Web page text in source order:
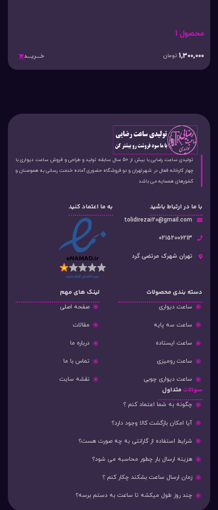
محصول 1
1,300,000 تومان خـــریـــد
تولیدی ساعت رضایی با بیش از 50 سال سابقه تولید و طراحی و فروش ساعت دیواری با
چهار کارخانه فعال در شهرتهران و دو فروشگاه حضوری آماده خدمت رسانی به هموصنان و
کشورهای همسایه می باشد
با ما در ارتباط باشید
tolidirezai20@gmail.com
02152006213
تهران شهرک مرتضی گرد
به ما اعتماد کنید
دسته‌ بندی محصولات
ساعت دیواری
ساعت سه پایه
ساعت ایستاده
ساعت رومیزی
ساعت دیواری چوبی
لینک های مهم
صفحه اصلی
مقالات
درباره ما
تماس با ما
نقشه سایت
سوالات متداول
چگونه به شما اعتماد کنم ؟
آیا امکان بازگشت کالا وجود دارد؟
شرایط استفاده از گارانتی به چه صورت هست؟
هزینه ارسال بار چطور محاسبه می شود؟
زمان ارسال ساعت بشکند چکار کنم ؟
چند روز طول میکشه تا ساعت به دستم برسه؟